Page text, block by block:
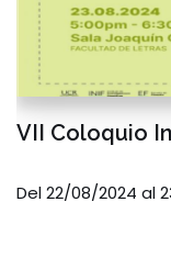
VII Coloquio
Del 22/08/2024 al